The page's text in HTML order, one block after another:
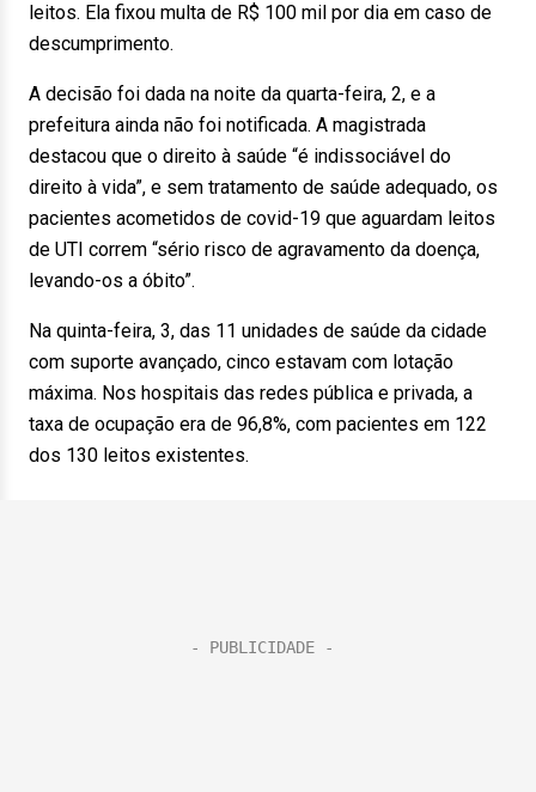
leitos. Ela fixou multa de R$ 100 mil por dia em caso de
descumprimento.
A decisão foi dada na noite da quarta-feira, 2, e a
prefeitura ainda não foi notificada. A magistrada
destacou que o direito à saúde “é indissociável do
direito à vida”, e sem tratamento de saúde adequado, os
pacientes acometidos de covid-19 que aguardam leitos
de UTI correm “sério risco de agravamento da doença,
levando-os a óbito”.
Na quinta-feira, 3, das 11 unidades de saúde da cidade
com suporte avançado, cinco estavam com lotação
máxima. Nos hospitais das redes pública e privada, a
taxa de ocupação era de 96,8%, com pacientes em 122
dos 130 leitos existentes.